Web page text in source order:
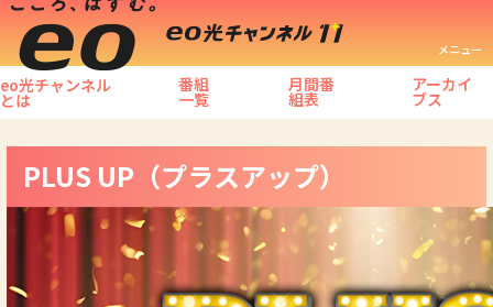
メニュー
eo光チャンネル
とは
番組
一覧
月間番
組表
アーカイ
ブス
PLUS UP（プラスアップ）